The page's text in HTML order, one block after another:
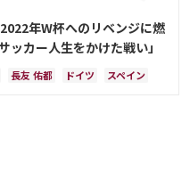
年W杯へのリベンジに燃
ッカー人生をかけた戦い」
長友 佑都 ドイツ
スペイン